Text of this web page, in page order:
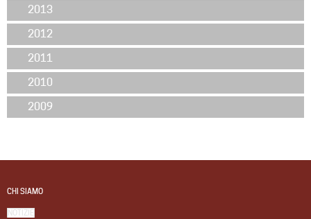
2013
2012
2011
2010
2009
CHI SIAMO
NOTIZIE